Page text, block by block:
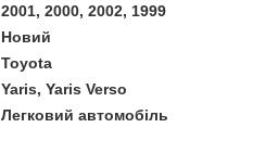
2001, 2000, 2002, 1999
Новий
Toyota
Yaris, Yaris Verso
Легковий автомобіль